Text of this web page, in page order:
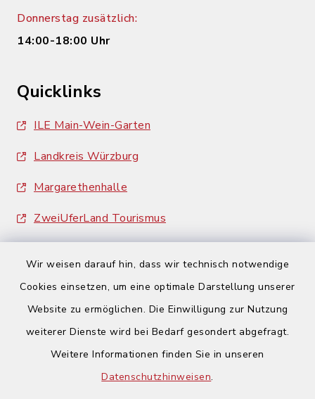
Wir weisen darauf hin, dass wir technisch notwendige
Cookies einsetzen, um eine optimale Darstellung unserer
Website zu ermöglichen. Die Einwilligung zur Nutzung
weiterer Dienste wird bei Bedarf gesondert abgefragt.
Weitere Informationen finden Sie in unseren
Datenschutzhinweisen.
Donnerstag zusätzlich:
14:00-18:00 Uhr
Quicklinks
ILE Main-Wein-Garten
Landkreis Würzburg
Margarethenhalle
ZweiUferLand Tourismus
Barrierefreiheit